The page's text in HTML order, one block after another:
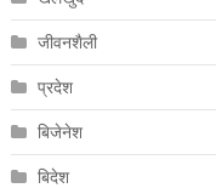
जीवनशैली
प्रदेश
बिजेनेश
बिदेश